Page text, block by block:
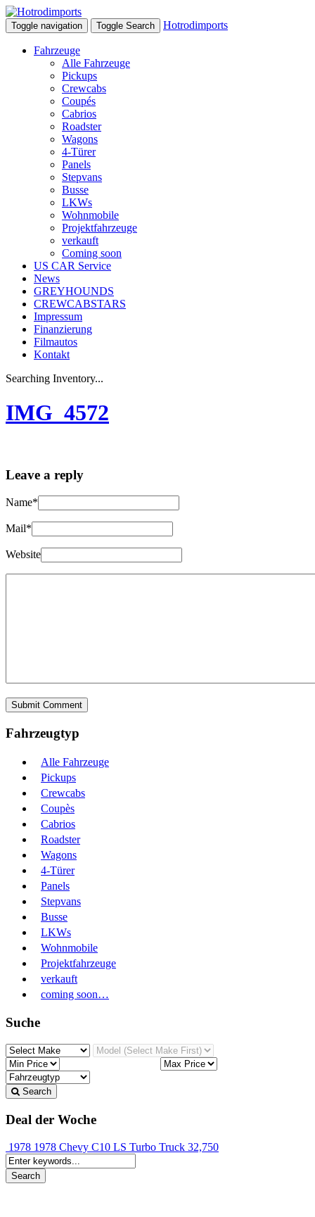
Toggle navigation Toggle Search Hotrodimports
Fahrzeuge
Alle Fahrzeuge
Pickups
Crewcabs
Coupés
Cabrios
Roadster
Wagons
4-Türer
Panels
Stepvans
Busse
LKWs
Wohnmobile
Projektfahrzeuge
verkauft
Coming soon
US CAR Service
News
GREYHOUNDS
CREWCABSTARS
Impressum
Finanzierung
Filmautos
Kontakt
Searching Inventory...
IMG_4572
Leave a reply
Name*
Mail*
Website
Fahrzeugtyp
Alle Fahrzeuge
Pickups
Crewcabs
Coupès
Cabrios
Roadster
Wagons
4-Türer
Panels
Stepvans
Busse
LKWs
Wohnmobile
Projektfahrzeuge
verkauft
coming soon…
Suche
Search
Deal der Woche
1978 1978 Chevy C10 LS Turbo Truck 32,750